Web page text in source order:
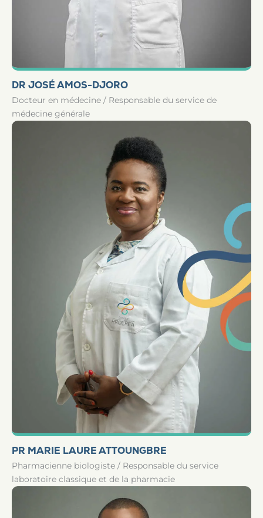
DR JOSÉ AMOS-DJORO
Docteur en médecine / Responsable du service de
médecine générale
PR MARIE LAURE ATTOUNGBRE
Pharmacienne biologiste / Responsable du service
laboratoire classique et de la pharmacie